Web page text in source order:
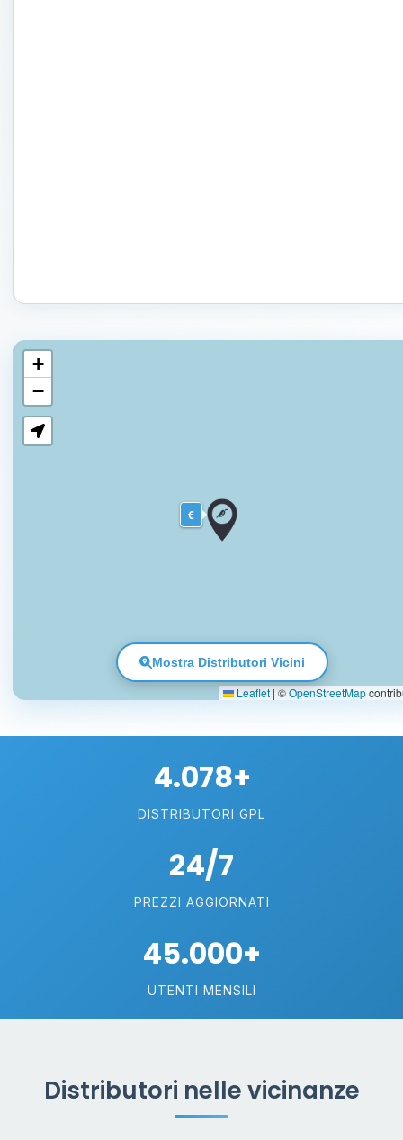
€
+
−
Leaflet | ©OpenStreetMap
Mostra Distributori Vicini
4.078+
DISTRIBUTORI GPL
24/7
PREZZI AGGIORNATI
45.000+
UTENTI MENSILI
Distributori nelle vicinanze